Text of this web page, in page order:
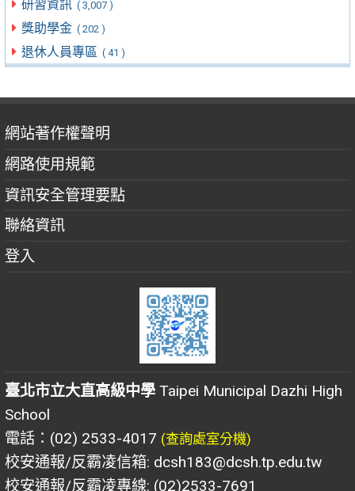
研習資訊 ( 3,007 )
獎助學金 ( 202 )
退休人員專區 ( 41 )
網站著作權聲明
網路使用規範
資訊安全管理要點
聯絡資訊
登入
臺北市立大直高級中學 Taipei Municipal Dazhi High
School
電話：(02) 2533-4017 (查詢處室分機)
校安通報/反霸凌信箱: dcsh183@dcsh.tp.edu.tw
校安通報/反霸凌專線: (02)2533-7691